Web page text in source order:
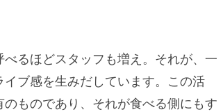
るほどスタッフも増え。それが、一
ブ感を生みだしています。この活
ものであり、それが食べる側にもす